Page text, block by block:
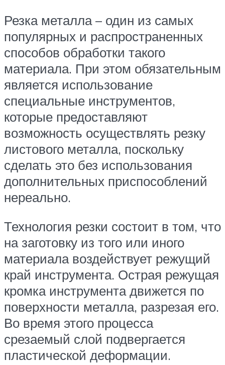
Резка металла – один из самых
популярных и распространенных
способов обработки такого
материала. При этом обязательным
является использование
специальные инструментов,
которые предоставляют
возможность осуществлять резку
листового металла, поскольку
сделать это без использования
дополнительных приспособлений
нереально.
Технология резки состоит в том, что
на заготовку из того или иного
материала воздействует режущий
край инструмента. Острая режущая
кромка инструмента движется по
поверхности металла, разрезая его.
Во время этого процесса
срезаемый слой подвергается
пластической деформации.